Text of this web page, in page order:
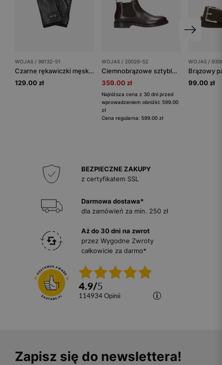
WOJAS / 98132-51
Czarne rękawiczki męskie skórzane z regulacją szerokości
129.00 zł
WOJAS / 20026-52
Ciemnobrązowe sztyblety męskie ze skóry licowej
359.00 zł
Najniższa cena z 30 dni przed
wprowadzeniem obniżki: 599.00
zł
Cena regularna: 599.00 zł
WOJAS /
99.00 zł
BEZPIECZNE ZAKUPY
z certyfikatem SSL
Darmowa dostawa*
dla zamówień za min. 250 zł
Aż do 30 dni na zwrot
przez Wygodne Zwroty
całkowicie za darmo*
4.9/5
114934 opinii
Zapisz się do newslettera!